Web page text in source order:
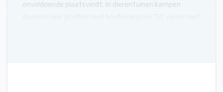
onvoldoende plaatsvindt. In dierentuinen kampen